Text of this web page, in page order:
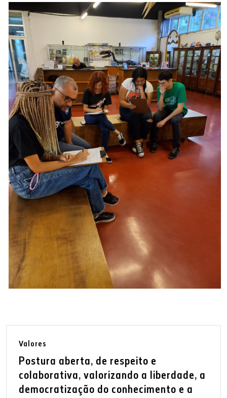
Valores
Postura aberta, de respeito e
colaborativa, valorizando a liberdade, a
democratização do conhecimento e a